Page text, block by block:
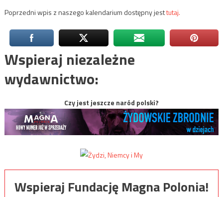
Poprzedni wpis z naszego kalendarium dostępny jesttutaj.
Wspieraj niezależne
wydawnictwo:
Czy jest jeszcze naród polski?
Wspieraj Fundację Magna Polonia!